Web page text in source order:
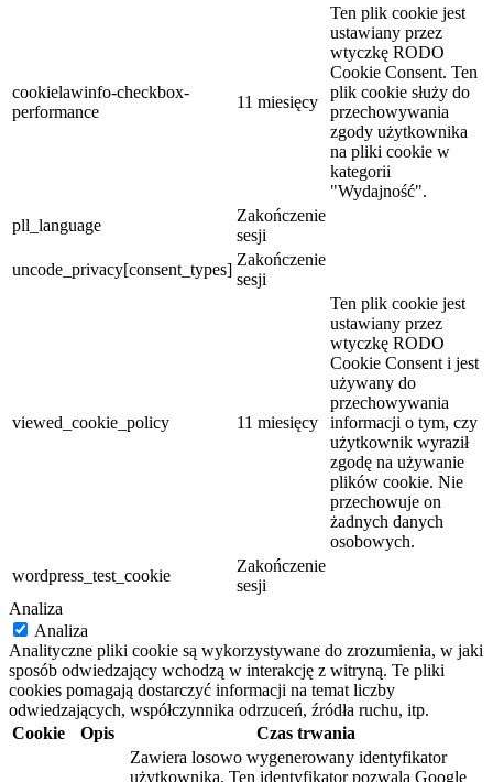
cookielawinfo-checkbox-
performance
11 miesięcy
Ten plik cookie jest
ustawiany przez
wtyczkę RODO
Cookie Consent. Ten
plik cookie służy do
przechowywania
zgody użytkownika
na pliki cookie w
kategorii
"Wydajność".
pll_language
Zakończenie
sesji
uncode_privacy[consent_types]
Zakończenie
sesji
viewed_cookie_policy 11 miesięcy
Ten plik cookie jest
ustawiany przez
wtyczkę RODO
Cookie Consent i jest
używany do
przechowywania
informacji o tym, czy
użytkownik wyraził
zgodę na używanie
plików cookie. Nie
przechowuje on
żadnych danych
osobowych.
wordpress_test_cookie
Zakończenie
sesji
Analiza
Analiza
Analityczne pliki cookie są wykorzystywane do zrozumienia, w jaki
sposób odwiedzający wchodzą w interakcję z witryną. Te pliki
cookies pomagają dostarczyć informacji na temat liczby
odwiedzających, współczynnika odrzuceń, źródła ruchu, itp.
Cookie
Opis
Czas trwania
Zawiera losowo wygenerowany identyfikator
użytkownika. Ten identyfikator pozwala Google